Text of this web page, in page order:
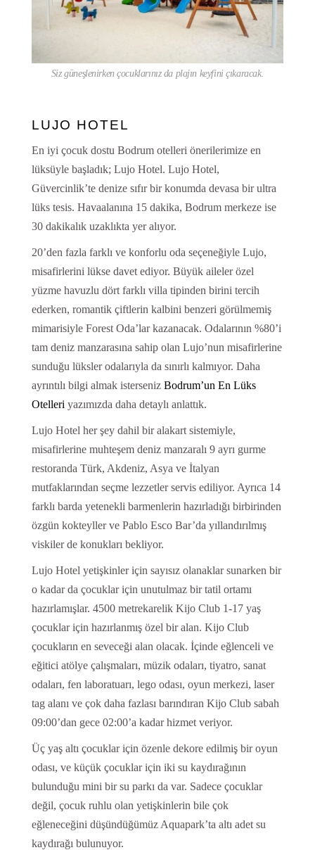
Siz güneşlenirken çocuklarınız da plajın keyfini çıkaracak.
LUJO HOTEL
En iyi çocuk dostu Bodrum otelleri önerilerimize en
lüksüyle başladık; Lujo Hotel. Lujo Hotel,
Güvercinlik’te denize sıfır bir konumda devasa bir ultra
lüks tesis. Havaalanına 15 dakika, Bodrum merkeze ise
30 dakikalık uzaklıkta yer alıyor.
20’den fazla farklı ve konforlu oda seçeneğiyle Lujo,
misafirlerini lükse davet ediyor. Büyük aileler özel
yüzme havuzlu dört farklı villa tipinden birini tercih
ederken, romantik çiftlerin kalbini benzeri görülmemiş
mimarisiyle Forest Oda’lar kazanacak. Odalarının %80’i
tam deniz manzarasına sahip olan Lujo’nun misafirlerine
sunduğu lüksler odalarıyla da sınırlı kalmıyor. Daha
ayrıntılı bilgi almak isterseniz Bodrum’un En Lüks
Otelleri yazımızda daha detaylı anlattık.
Lujo Hotel her şey dahil bir alakart sistemiyle,
misafirlerine muhteşem deniz manzaralı 9 ayrı gurme
restoranda Türk, Akdeniz, Asya ve İtalyan
mutfaklarından seçme lezzetler servis ediliyor. Ayrıca 14
farklı barda yetenekli barmenlerin hazırladığı birbirinden
özgün kokteyller ve Pablo Esco Bar’da yıllandırılmış
viskiler de konukları bekliyor.
Lujo Hotel yetişkinler için sayısız olanaklar sunarken bir
o kadar da çocuklar için unutulmaz bir tatil ortamı
hazırlamışlar. 4500 metrekarelik Kijo Club 1-17 yaş
çocuklar için hazırlanmış özel bir alan. Kijo Club
çocukların en seveceği alan olacak. İçinde eğlenceli ve
eğitici atölye çalışmaları, müzik odaları, tiyatro, sanat
odaları, fen laboratuarı, lego odası, oyun merkezi, laser
tag alanı ve çok daha fazlası barındıran Kijo Club sabah
09:00’dan gece 02:00’a kadar hizmet veriyor.
Üç yaş altı çocuklar için özenle dekore edilmiş bir oyun
odası, ve küçük çocuklar için iki su kaydırağının
bulunduğu mini bir su parkı da var. Sadece çocuklar
değil, çocuk ruhlu olan yetişkinlerin bile çok
eğleneceğini düşündüğümüz Aquapark’ta altı adet su
kaydırağı bulunuyor.